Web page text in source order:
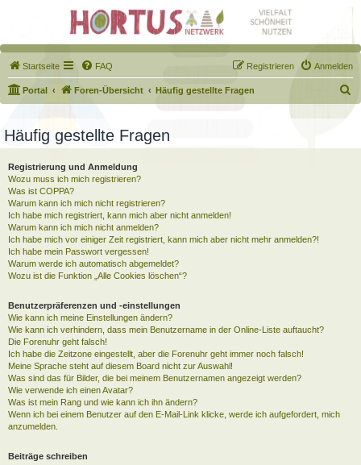
Startseite FAQ Anmelden
Registrieren
Portal Foren-Übersicht Häufig gestellte Fragen
u
h
Häufig gestellte Fragen
Registrierung und Anmeldung
Wozu muss ich mich registrieren?
Was ist COPPA?
Warum kann ich mich nicht registrieren?
Ich habe mich registriert, kann mich aber nicht anmelden!
Warum kann ich mich nicht anmelden?
Ich habe mich vor einiger Zeit registriert, kann mich aber nicht mehr anmelden?!
Ich habe mein Passwort vergessen!
Warum werde ich automatisch abgemeldet?
Wozu ist die Funktion „Alle Cookies löschen“?
Benutzerpräferenzen und -einstellungen
Wie kann ich meine Einstellungen ändern?
Wie kann ich verhindern, dass mein Benutzername in der Online-Liste auftaucht?
Die Forenuhr geht falsch!
Ich habe die Zeitzone eingestellt, aber die Forenuhr geht immer noch falsch!
Meine Sprache steht auf diesem Board nicht zur Auswahl!
Was sind das für Bilder, die bei meinem Benutzernamen angezeigt werden?
Wie verwende ich einen Avatar?
Was ist mein Rang und wie kann ich ihn ändern?
Wenn ich bei einem Benutzer auf den E-Mail-Link klicke, werde ich aufgefordert, mich
anzumelden.
Beiträge schreiben